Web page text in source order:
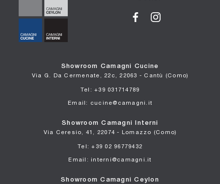
Showroom Camagni Cucine
Via G. Da Cermenate, 22c, 22063 - Cantù (Como)
Tel: +39 031714789
Email: cucine@camagni.it
Showroom Camagni Interni
Via Ceresio, 41, 22074 - Lomazzo (Como)
Tel: +39 02 96779432
Email: interni@camagni.it
Showroom Camagni Ceylon